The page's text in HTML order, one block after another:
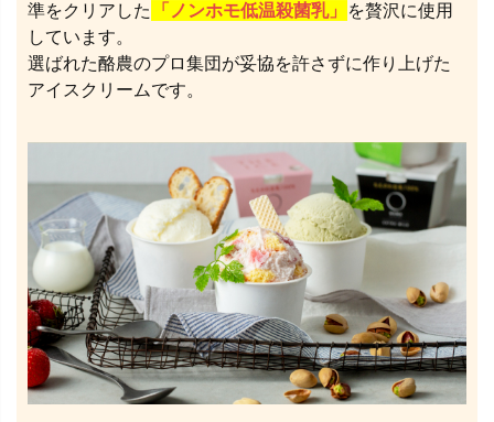
準をクリアした
「ノンホモ低温殺菌乳」
を贅沢に使用
しています。
選ばれた酪農のプロ集団が妥協を許さずに作り上げた
アイスクリームです。